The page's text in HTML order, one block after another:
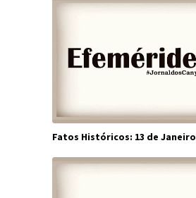
Fatos Históricos: 13 de Janeiro